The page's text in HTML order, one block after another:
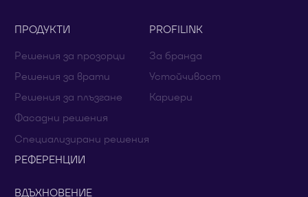
ПРОДУКТИ
Решения за прозорци
Решения за врати
Решения за плъзгане
Фасадни решения
Специализирани решения
PROFILINK
За бранда
Устойчивост
Кариери
РЕФЕРЕНЦИИ
ВДЪХНОВЕНИЕ